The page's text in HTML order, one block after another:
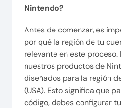
Nintendo?
Antes de comenzar, es
por qué la región de tu
relevante en este proceso.
nuestros productos de
diseñados para la región
(USA). Esto significa que
código, debes configurar